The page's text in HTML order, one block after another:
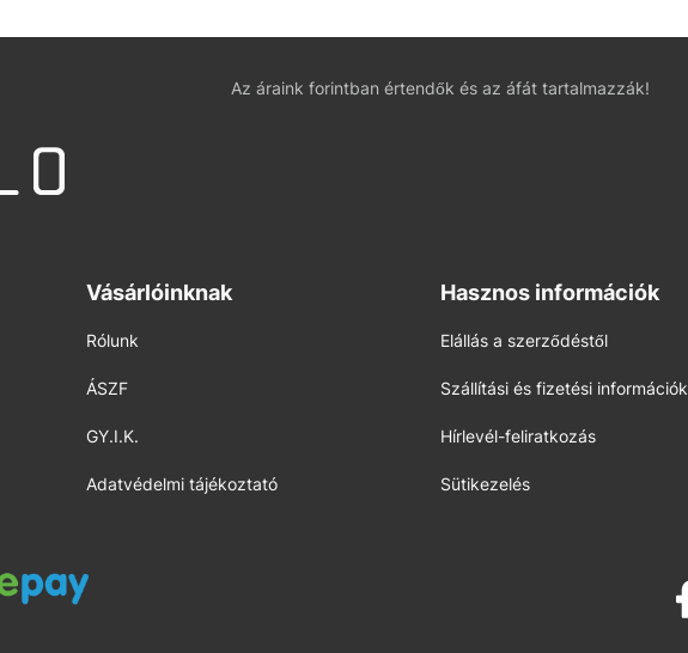
Az áraink forintban értendők és az áfát tartalmazzák!
Vásárlóinknak
Rólunk
ÁSZF
GY.I.K.
Adatvédelmi tájékoztató
Hasznos információk
Elállás a szerződéstől
Szállítási és fizetési információk
Hírlevél-feliratkozás
Sütikezelés